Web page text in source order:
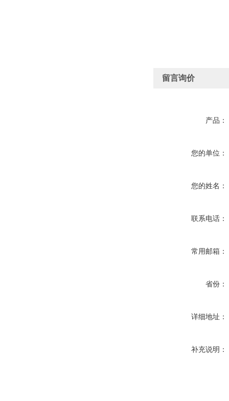
留言询价
产品：
您的单位：
您的姓名：
联系电话：
常用邮箱：
省份：
详细地址：
补充说明：